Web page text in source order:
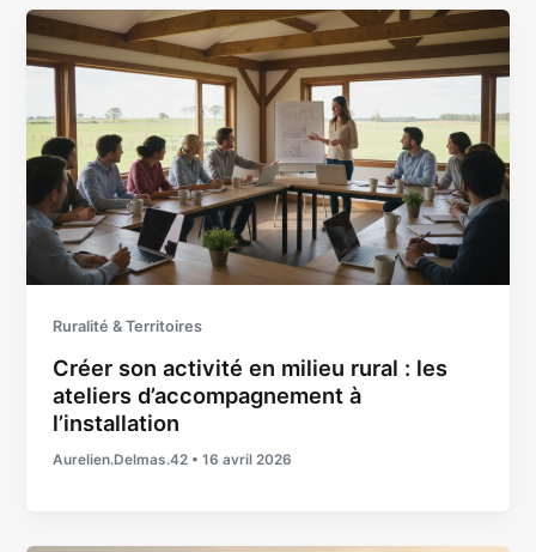
Ruralité & Territoires
Créer son activité en milieu rural : les
ateliers d’accompagnement à
l’installation
Aurelien.Delmas.42 •16 avril 2026